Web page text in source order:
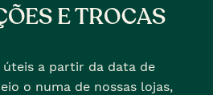
E TROCAS
úteis a partir da data de
o numa de nossas lojas,